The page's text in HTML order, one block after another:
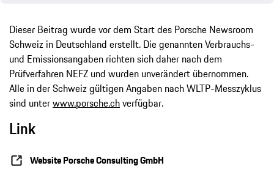
Dieser Beitrag wurde vor dem Start des Porsche Newsroom
Schweiz in Deutschland erstellt. Die genannten Verbrauchs-
und Emissionsangaben richten sich daher nach dem
Prüfverfahren NEFZ und wurden unverändert übernommen.
Alle in der Schweiz gültigen Angaben nach WLTP-Messzyklus
sind unterwww.porsche.chverfügbar.
Link
Website Porsche Consulting GmbH